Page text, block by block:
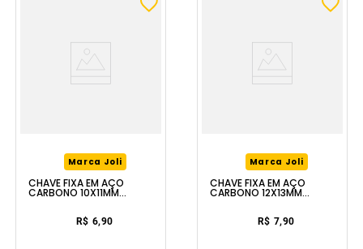
Marca Joli
CHAVE FIXA EM AÇO
CARBONO 10X11MM
R$ 6,90
Marca Joli
CHAVE FIXA EM AÇO
CARBONO 12X13MM
R$ 7,90